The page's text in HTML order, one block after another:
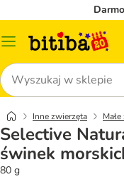
Menu
Szukaj
Inne zwierzęta
Selective
świnek
80 g